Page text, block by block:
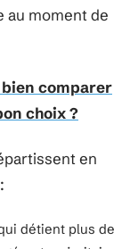
au moment de
comparer
choix ?
en
détient plus de